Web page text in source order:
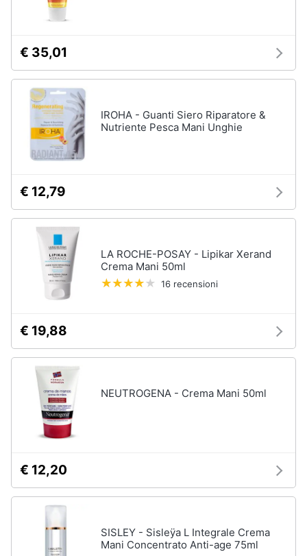
prodotti
beauty
Miglior
crema
antirughe
Miglior
shampoo
spazzolino
Miglior
regolabarba
€ 35,01
IROHA - Guanti Siero Riparatore &
Nutriente Pesca Mani Unghie
€ 12,79
LA ROCHE-POSAY - Lipikar Xerand
Crema Mani 50ml
16 recensioni
€ 19,88
NEUTROGENA - Crema Mani 50ml
€ 12,20
SISLEY - Sisleÿa L Integrale Crema
Mani Concentrato Anti-age 75ml